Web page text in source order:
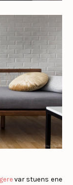
var stuens ene